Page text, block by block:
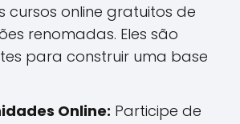
cursos online gratuitos de
renomadas. Eles são
para construir uma base
Online: Participe de